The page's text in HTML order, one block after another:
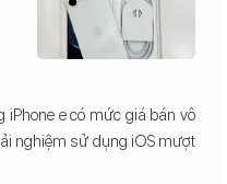
iPhone e có mức giá bán vô
nghiệm sử dụng iOS mượt